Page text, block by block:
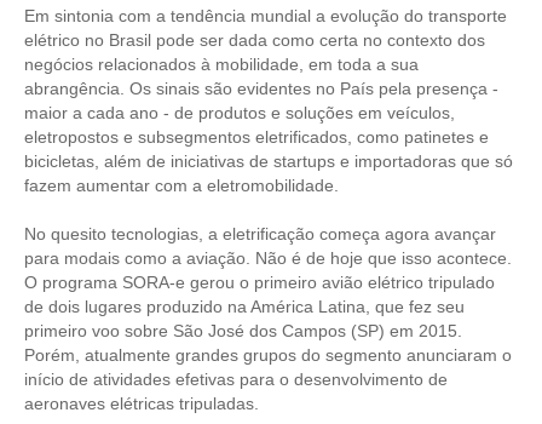
CONSELHO TECNOLÓGICO
HISTÓRICO E ATUAÇÃO
COMPOSIÇÃO
CONSELHOS ASSESSORES
NÚCLEO DA MULHER ENGENHEIRA
TRANSPARÊNCIA
JURÍDICO
CONSULTORIA
Em sintonia com a tendência mundial a evolução do transporte
elétrico no Brasil pode ser dada como certa no contexto dos
negócios relacionados à mobilidade, em toda a sua
abrangência. Os sinais são evidentes no País pela presença -
maior a cada ano - de produtos e soluções em veículos,
eletropostos e subsegmentos eletrificados, como patinetes e
bicicletas, além de iniciativas de startups e importadoras que só
fazem aumentar com a eletromobilidade.
No quesito tecnologias, a eletrificação começa agora avançar
para modais como a aviação. Não é de hoje que isso acontece.
O programa SORA-e gerou o primeiro avião elétrico tripulado
de dois lugares produzido na América Latina, que fez seu
primeiro voo sobre São José dos Campos (SP) em 2015.
Porém, atualmente grandes grupos do segmento anunciaram o
início de atividades efetivas para o desenvolvimento de
aeronaves elétricas tripuladas.